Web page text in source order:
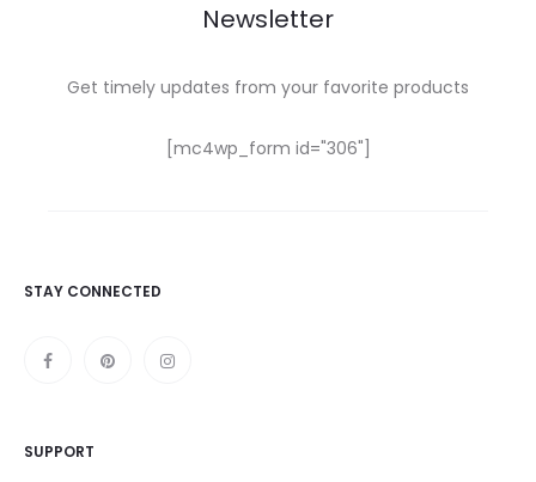
Newsletter
Get timely updates from your favorite products
[mc4wp_form id="306"]
STAY CONNECTED
SUPPORT